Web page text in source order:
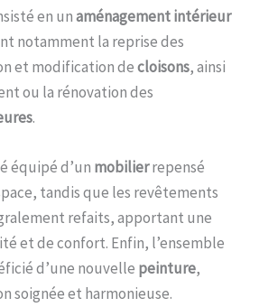
en unaménagement intérieur
notamment la reprise des
et modification decloisons, ainsi
ou la rénovation des
.
équipé d’un mobilierrepensé
tandis que les revêtements
refaits, apportant une
et de confort. Enfin, l’ensemble
d’une nouvelle peinture,
soignée et harmonieuse.